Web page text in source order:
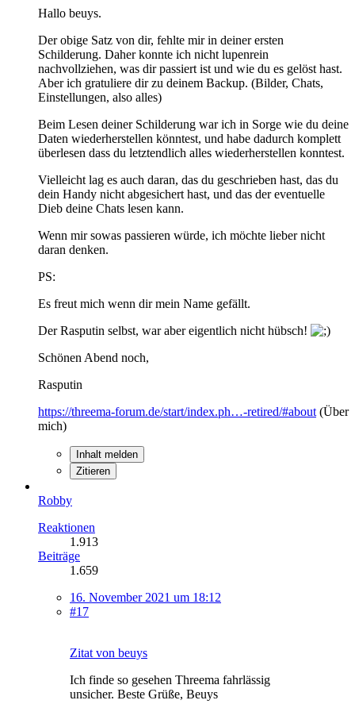
Hallo beuys.
Der obige Satz von dir, fehlte mir in deiner ersten
Schilderung. Daher konnte ich nicht lupenrein
nachvollziehen, was dir passiert ist und wie du es gelöst hast.
Aber ich gratuliere dir zu deinem Backup. (Bilder, Chats,
Einstellungen, also alles)
Beim Lesen deiner Schilderung war ich in Sorge wie du deine
Daten wiederherstellen könntest, und habe dadurch komplett
überlesen dass du letztendlich alles wiederherstellen konntest.
Vielleicht lag es auch daran, das du geschrieben hast, das du
dein Handy nicht abgesichert hast, und das der eventuelle
Dieb deine Chats lesen kann.
Wenn mir sowas passieren würde, ich möchte lieber nicht
daran denken.
PS:
Es freut mich wenn dir mein Name gefällt.
Der Rasputin selbst, war aber eigentlich nicht hübsch!
Schönen Abend noch,
Rasputin
https://threema-forum.de/start/index.ph…-retired/#about (Über
mich)
Inhalt melden
Zitieren
Robby
Reaktionen
1.913
Beiträge
1.659
16. November 2021 um 18:12
#17
Zitat von beuys
Ich finde so gesehen Threema fahrlässig
unsicher. Beste Grüße, Beuys